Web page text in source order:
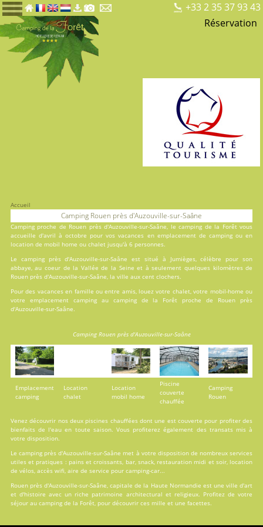
+33 2 35 37 93 43
Réservation
Accueil
Camping Rouen près d'Auzouville-sur-Saâne
Camping proche de Rouen près d'Auzouville-sur-Saâne, lecamping de la Forêtvous
accueille d'avril à octobre pour vos vacances en emplacement de campingou en
locationde mobil home ou chalet jusqu'à 6 personnes.
Le camping près d'Auzouville-sur-Saâne est situé à Jumièges, célèbre pour son
abbaye, au coeur de la Vallée de la Seine et à seulement quelques kilomètres de
Rouen près d'Auzouville-sur-Saâne, la ville aux cent clochers.
Pour des vacances en famille ou entre amis, louez votre chalet, votre mobil-home ou
votre emplacement camping au camping de la Forêt proche de Rouen près
d'Auzouville-sur-Saâne.
Camping Rouen près d'Auzouville-sur-Saâne
Emplacement
camping
Location
chalet
Location
mobil home
Piscine
couverte
chauffée
Camping
Rouen
Venez découvrir nos deux piscines chauffées dont une est couverte pour profiter des
bienfaits de l'eau en toute saison. Vous profiterez également des transats mis à
votre disposition.
Le camping près d'Auzouville-sur-Saâne met à votre disposition de nombreux services
utiles et pratiques : pains et croissants, bar, snack, restauration midi et soir, location
de vélos, accès wifi, aire de service pour camping-car...
Rouen près d'Auzouville-sur-Saâne, capitale de la Haute Normandie est une ville d'art
et d'histoire avec un riche patrimoine architectural et religieux. Profitez de votre
séjour au camping de la Forêt, pour découvrir ces mille et une facettes.